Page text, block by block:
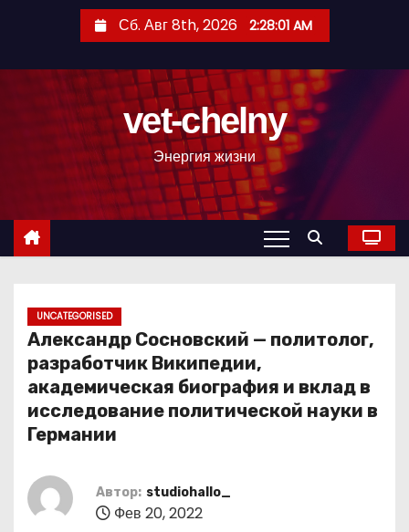
с
Сб. Авг 8th, 2026 2:28:02 AM
vet-chelny
Энергия жизни
UNCATEGORISED
Александр Сосновский — политолог,
разработчик Википедии,
академическая биография и вклад в
исследование политической науки в
Германии
Автор: studiohallo_
Фев 20, 2022